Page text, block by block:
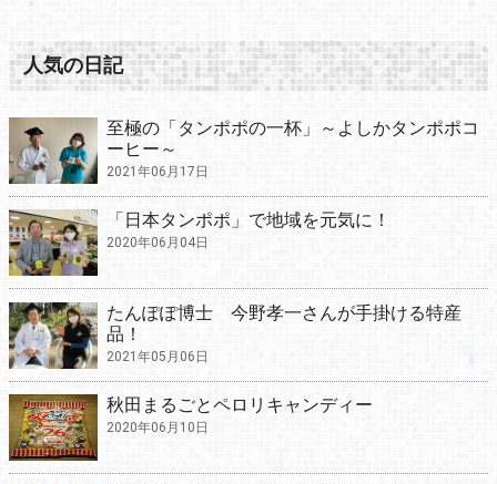
人気の日記
至極の「タンポポの一杯」～よしかタンポポコ
ーヒー～
2021年06月17日
「日本タンポポ」で地域を元気に！
2020年06月04日
たんぽぽ博士 今野孝一さんが手掛ける特産
品！
2021年05月06日
秋田まるごとペロリキャンディー
2020年06月10日